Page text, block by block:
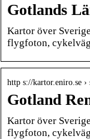
Gotlands
Kartor över
flygfoton,
http s://kartor.eniro.se ›
Gotland
Kartor över
flygfoton,